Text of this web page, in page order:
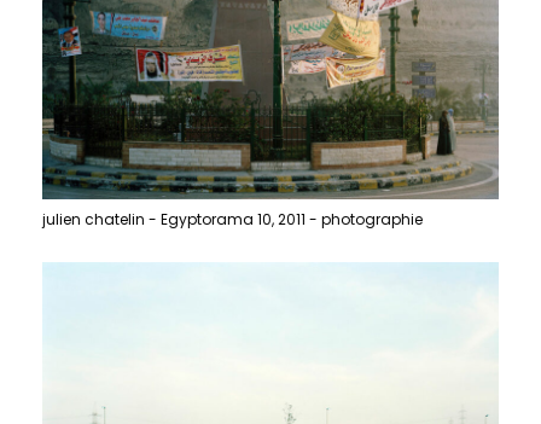
julien chatelin - Egyptorama 10, 2011 - photographie